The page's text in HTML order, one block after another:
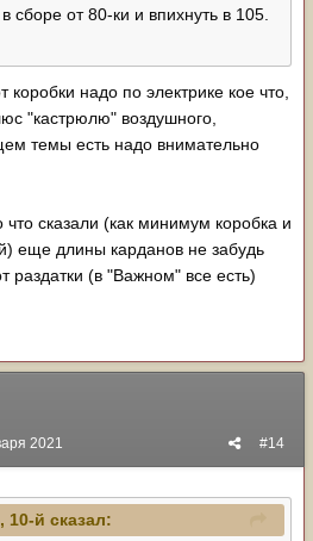
сборе от 80-ки и впихнуть в 105.
надо по электрике кое что,
"кастрюлю" воздушного,
темы есть надо внимательно
сказали (как минимум коробка и
еще длины карданов не забудь
раздатки (в "Важном" все есть)
#14
2021
10-й сказал: